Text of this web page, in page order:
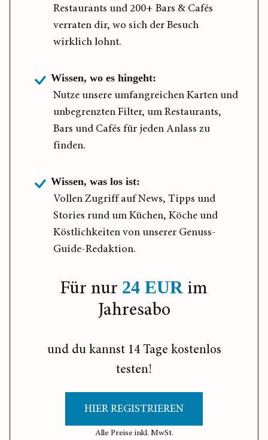
Restaurants und 200+ Bars & Cafés
verraten dir, wo sich der Besuch
wirklich lohnt.
Wissen, wo es hingeht:
Nutze unsere umfangreichen Karten und
unbegrenzten Filter, um Restaurants,
Bars und Cafés für jeden Anlass zu
finden.
Wissen, was los ist:
Vollen Zugriff auf News, Tipps und
Stories rund um Küchen, Köche und
Köstlichkeiten von unserer Genuss-
Guide-Redaktion.
Für nur 24 EUR im
Jahresabo
und du kannst 14 Tage kostenlos
testen!
HIER REGISTRIEREN
Alle Preise inkl. MwSt.